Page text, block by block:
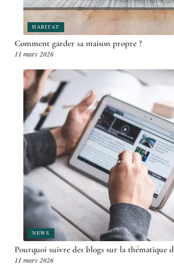
HABITAT
Comment garder sa maison propre ?
11 mars 2026
NEWS
Pourquoi suivre des blogs sur la thématique
11 mars 2026